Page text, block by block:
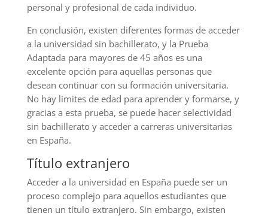
personal y profesional de cada individuo.
En conclusión, existen diferentes formas de acceder
a la universidad sin bachillerato, y la Prueba
Adaptada para mayores de 45 años es una
excelente opción para aquellas personas que
desean continuar con su formación universitaria.
No hay límites de edad para aprender y formarse, y
gracias a esta prueba, se puede hacer selectividad
sin bachillerato y acceder a carreras universitarias
en España.
Título extranjero
Acceder a la universidad en España puede ser un
proceso complejo para aquellos estudiantes que
tienen un título extranjero. Sin embargo, existen